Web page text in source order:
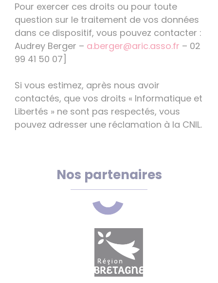
Pour exercer ces droits ou pour toute
question sur le traitement de vos données
dans ce dispositif, vous pouvez contacter :
Audrey Berger – a.berger@aric.asso.fr – 02
99 41 50 07]
Si vous estimez, après nous avoir
contactés, que vos droits « Informatique et
Libertés » ne sont pas respectés, vous
pouvez adresser une réclamation à la CNIL.
Nos partenaires